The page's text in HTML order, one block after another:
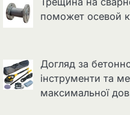
поможет осевой
Догляд за
інструменти та
максимальної